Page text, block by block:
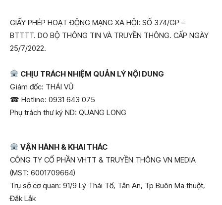
GIẤY PHÉP HOẠT ĐỘNG MẠNG XÃ HỘI: SỐ 374/GP –
BTTTT. DO BỘ THÔNG TIN VÀ TRUYỀN THÔNG. CẤP NGÀY
25/7/2022.
CHỊU TRÁCH NHIỆM QUẢN LÝ NỘI DUNG
Giám đốc: THÁI VŨ
☎ Hotline: 0931 643 075
Phụ trách thư ký ND: QUANG LONG
VẬN HÀNH & KHAI THÁC
CÔNG TY CỔ PHẦN VHTT & TRUYỀN THÔNG VN MEDIA
(MST: 6001709664)
Trụ sở cơ quan: 91/9 Lý Thái Tổ, Tân An, Tp Buôn Ma thuột,
Đắk Lắk